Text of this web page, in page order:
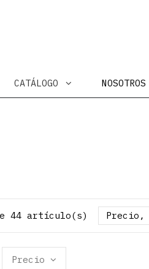
CATÁLOGO NOSOTROS
44 artículo(s) Precio,
Precio